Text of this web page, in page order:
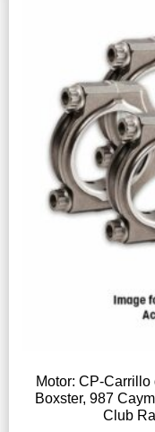
Motor: CP-
Boxster, 987
Club